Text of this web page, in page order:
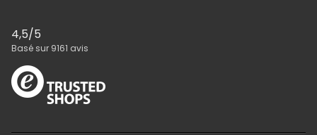
4,5/5
Basé sur 9161 avis